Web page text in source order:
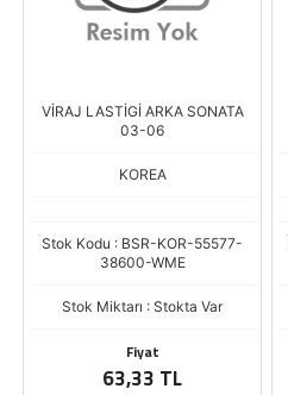
VİRAJ LASTİGİ ARKA SONATA
03-06
KOREA
Stok Kodu : BSR-KOR-55577-
38600-WME
Stok Miktarı : Stokta Var
Fiyat
63,33 TL